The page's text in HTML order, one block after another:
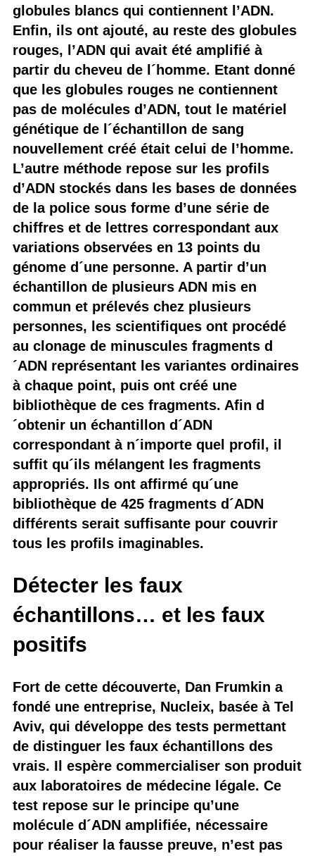
globules blancs qui contiennent l’ADN.
Enfin, ils ont ajouté, au reste des globules
rouges, l’ADN qui avait été amplifié à
partir du cheveu de l´homme. Etant donné
que les globules rouges ne contiennent
pas de molécules d’ADN, tout le matériel
génétique de l´échantillon de sang
nouvellement créé était celui de l’homme.
L’autre méthode repose sur les profils
d’ADN stockés dans les bases de données
de la police sous forme d’une série de
chiffres et de lettres correspondant aux
variations observées en 13 points du
génome d´une personne. A partir d’un
échantillon de plusieurs ADN mis en
commun et prélevés chez plusieurs
personnes, les scientifiques ont procédé
au clonage de minuscules fragments d
´ADN représentant les variantes ordinaires
à chaque point, puis ont créé une
bibliothèque de ces fragments. Afin d
´obtenir un échantillon d´ADN
correspondant à n´importe quel profil, il
suffit qu´ils mélangent les fragments
appropriés. Ils ont affirmé qu´une
bibliothèque de 425 fragments d´ADN
différents serait suffisante pour couvrir
tous les profils imaginables.
Détecter les faux
échantillons… et les faux
positifs
Fort de cette découverte, Dan Frumkin a
fondé une entreprise, Nucleix, basée à Tel
Aviv, qui développe des tests permettant
de distinguer les faux échantillons des
vrais. Il espère commercialiser son produit
aux laboratoires de médecine légale. Ce
test repose sur le principe qu’une
molécule d´ADN amplifiée, nécessaire
pour réaliser la fausse preuve, n’est pas